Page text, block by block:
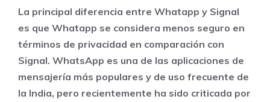
La principal diferencia entre Whatapp y Signal
es que Whatapp se considera menos seguro en
términos de privacidad en comparación con
Signal. WhatsApp es una de las aplicaciones de
mensajería más populares y de uso frecuente de
la India, pero recientemente ha sido criticada por